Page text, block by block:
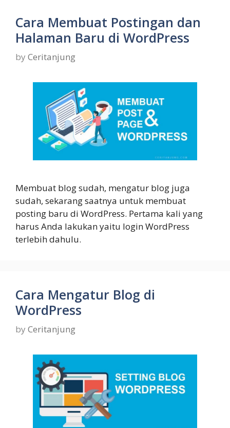
Cara Membuat Postingan dan
Halaman Baru di WordPress
by Ceritanjung
Membuat blog sudah, mengatur blog juga
sudah, sekarang saatnya untuk membuat
posting baru di WordPress. Pertama kali yang
harus Anda lakukan yaitu login WordPress
terlebih dahulu.
Cara Mengatur Blog di
WordPress
by Ceritanjung